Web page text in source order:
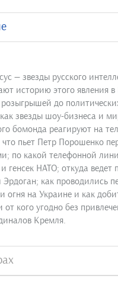
— звезды русского
историю этого явления
до
звезды шоу-бизнеса и
бомонда реагируют на
пьет Петр Порошенко
по какой телефонной
генсек НАТО; откуда ведет
как проводились
огня на Украине и как
кого угодно без
Кремля.